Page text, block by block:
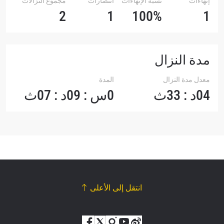
1
100%
1
2
مدة النزال
معدل مدة النزال
04د : 33ث
المدة
0س : 09د : 07ث
انتقل إلى الأعلى